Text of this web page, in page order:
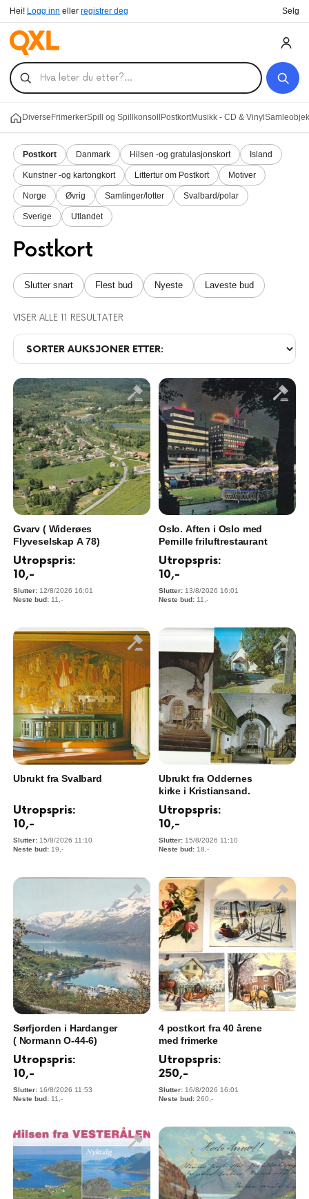
Hei! Logg inn eller registrer deg Selg
Diverse FrimerkerSpill og Spillkonsoll PostkortMusikk - CD & Vinyl
Postkort Danmark Hilsen -og gratulasjonskort Island
Kunstner -og kartongkort Littertur om Postkort Motiver
Norge Øvrig Samlinger/lotter Svalbard/polar
Sverige Utlandet
Postkort
Slutter snart Flest bud Nyeste Laveste bud
VISER ALLE 11 RESULTATER
Gvarv ( Widerøes
Flyveselskap A 78)
Utropspris:
10,-
12/8/2026 16:01
11 ,-
Oslo. Aften i Oslo med
Pernille friluftrestaurant
Utropspris:
10,-
13/8/2026 16:01
11 ,-
Ubrukt fra Svalbard
Utropspris:
10,-
15/8/2026 11:10
19 ,-
Ubrukt fra Oddernes
kirke i Kristiansand.
Utropspris:
10,-
15/8/2026 11:10
18 ,-
Sørfjorden i Hardanger
( Normann O-44-6)
Utropspris:
10,-
16/8/2026 11:53
11 ,-
4 postkort fra 40 årene
med frimerke
Utropspris:
250,-
16/8/2026 16:01
260 ,-